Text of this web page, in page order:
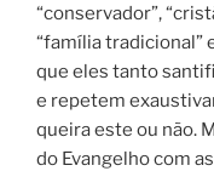
“conservador”,
“família tradicional”
que eles tanto
e repetem
queira este ou não.
do Evangelho com